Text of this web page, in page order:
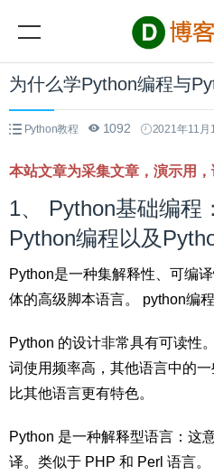
为什么学Python编程与
Python教程 1092 2021年11月
本站文章为采集文章，演示用，
1、 Python基础编程
Python编程以及
Python是一种集解释性、可编
体的高级脚本语言。 python编程教
Python 的设计非常具有可读性
词使用频率高，其他语言中的
比其他语言更有特色。
Python 是一种解释型语言：这
译。类似于 PHP 和 Perl 语言